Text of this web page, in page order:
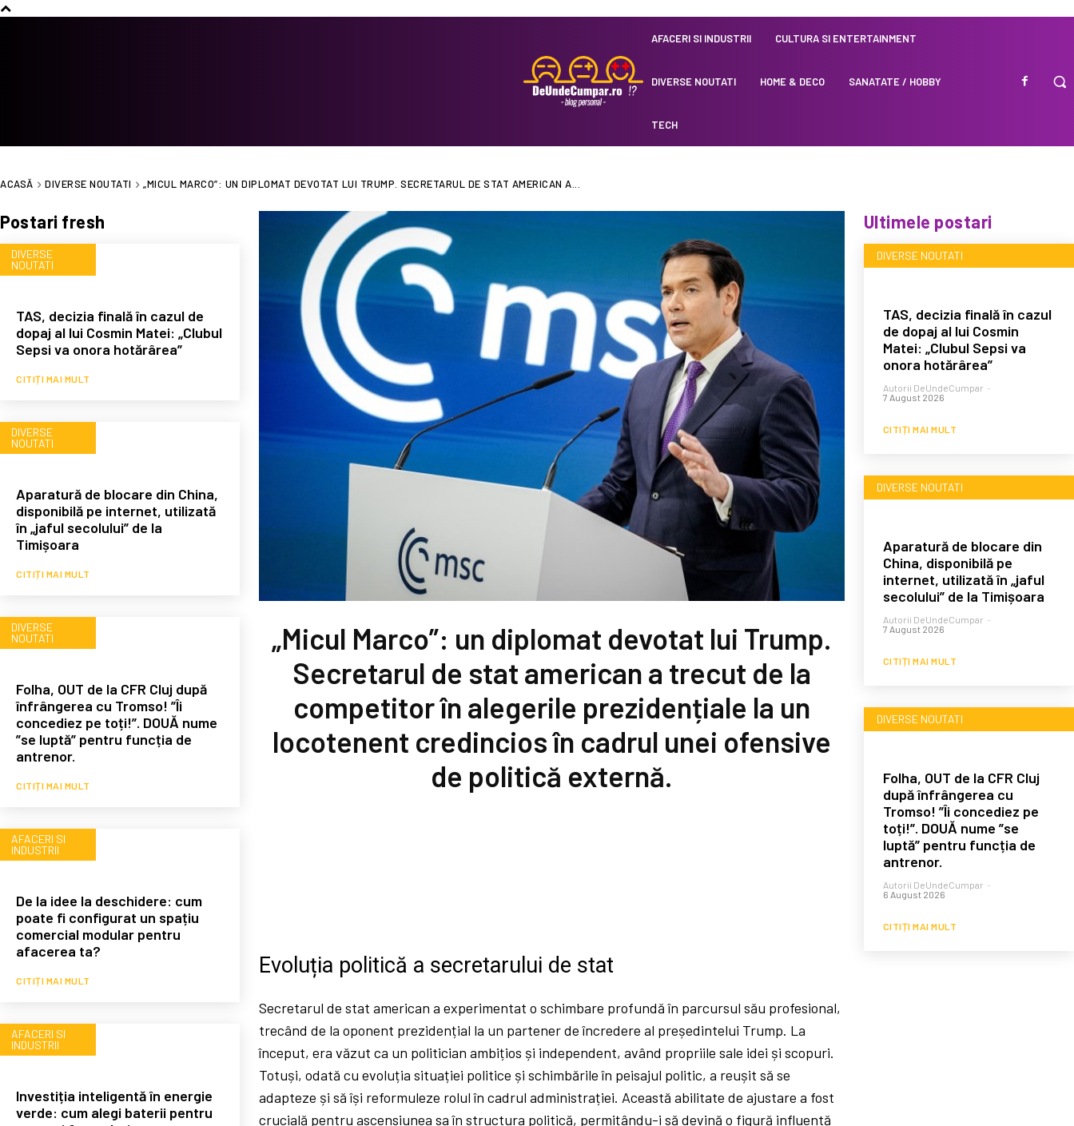
AFACERI SI INDUSTRII CULTURA SI ENTERTAINMENT
DIVERSE NOUTATI HOME & DECO SANATATE / HOBBY
TECH
ACASĂ DIVERSE NOUTATI „MICUL MARCO”: UN DIPLOMAT DEVOTAT LUI TRUMP. SECRETARUL DE STAT AMERICAN A...
Postari fresh
DIVERSE
NOUTATI
TAS, decizia finală în cazul de
dopaj al lui Cosmin Matei: „Clubul
Sepsi va onora hotărârea”
CITIȚI MAI MULT
DIVERSE
NOUTATI
Aparatură de blocare din China,
disponibilă pe internet, utilizată
în „jaful secolului” de la
Timișoara
CITIȚI MAI MULT
DIVERSE
NOUTATI
Folha, OUT de la CFR Cluj după
înfrângerea cu Tromso! ”Îi
concediez pe toți!”. DOUĂ nume
”se luptă” pentru funcția de
antrenor.
CITIȚI MAI MULT
AFACERI SI
INDUSTRII
De la idee la deschidere: cum
poate fi configurat un spațiu
comercial modular pentru
afacerea ta?
CITIȚI MAI MULT
AFACERI SI
INDUSTRII
Investiția inteligentă în energie
verde: cum alegi baterii pentru
„Micul Marco”: un diplomat devotat lui Trump.
Secretarul de stat american a trecut de la
competitor în alegerile prezidențiale la un
locotenent credincios în cadrul unei ofensive
de politică externă.
Evoluția politică a secretarului de stat
Secretarul de stat american a experimentat o schimbare profundă în parcursul său profesional,
trecând de la oponent prezidențial la un partener de încredere al președintelui Trump. La
început, era văzut ca un politician ambițios și independent, având propriile sale idei și scopuri.
Totuși, odată cu evoluția situației politice și schimbările în peisajul politic, a reușit să se
adapteze și să își reformuleze rolul în cadrul administrației. Această abilitate de ajustare a fost
crucială pentru ascensiunea sa în structura politică, permițându-i să devină o figură influentă
Ultimele postari
DIVERSE NOUTATI
TAS, decizia finală în cazul
de dopaj al lui Cosmin
Matei: „Clubul Sepsi va
onora hotărârea”
Autorii DeUndeCumpar -
7 August 2026
CITIȚI MAI MULT
DIVERSE NOUTATI
Aparatură de blocare din
China, disponibilă pe
internet, utilizată în „jaful
secolului” de la Timișoara
Autorii DeUndeCumpar -
7 August 2026
CITIȚI MAI MULT
DIVERSE NOUTATI
Folha, OUT de la CFR Cluj
după înfrângerea cu
Tromso! ”Îi concediez pe
toți!”. DOUĂ nume ”se
luptă” pentru funcția de
antrenor.
Autorii DeUndeCumpar -
6 August 2026
CITIȚI MAI MULT